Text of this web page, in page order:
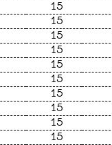
15
15
15
15
15
15
15
15
15
15